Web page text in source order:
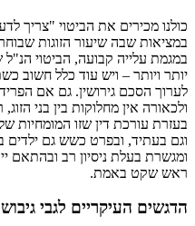
כולנו מכירים את הביטוי "צריך
במציאות שבה שיעור הזוגות
במגמת עלייה קבועה, הביטוי
יותר ויותר – ויש עוד כלל
לערוך הסכם גירושין. גם אם
ולכאורה אין מחלוקות בין בני
בעזרת עורכת דין שזו המומחיות
וגם בעתיד, ובפרט כשש גם ילדים
ומגשרת בעלת ניסיון רב ובהתאם
ראש שקט באמת.
הדגשים העיקריים לגבי